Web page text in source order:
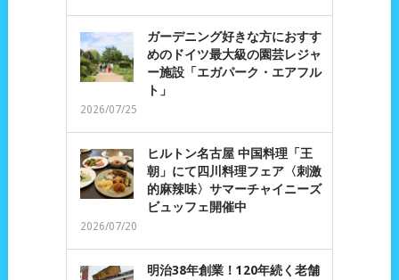
ガーデニング好きな方におすす
めのドイツ最大級の園芸レジャ
ー施設「エガパーク・エアフル
ト」
2026/07/25
ヒルトン名古屋 中国料理「王
朝」にて四川料理フェア〈刺激
的麻辣味〉サマーチャイニーズ
ビュッフェ開催中
2026/07/20
明治38年創業！120年続く老舗